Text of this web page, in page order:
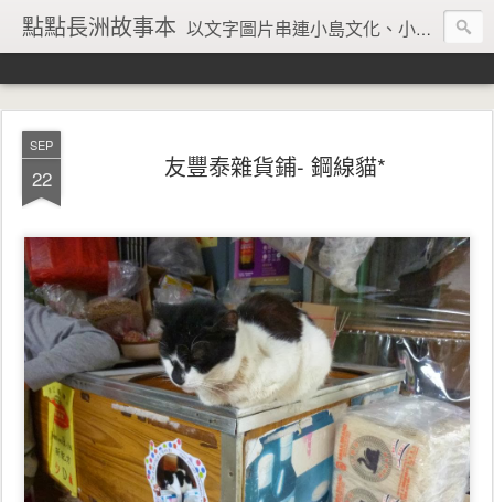
點點長洲故事本 以文字圖片串連小島文化、小島風情、小島回憶
SEP
22 友豐泰雜貨鋪- 鋼線貓*